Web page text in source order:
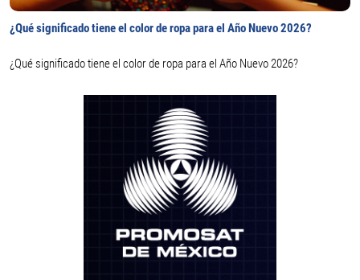
¿Qué significado tiene el color de ropa para el Año Nuevo 2026?
¿Qué significado tiene el color de ropa para el Año Nuevo 2026?